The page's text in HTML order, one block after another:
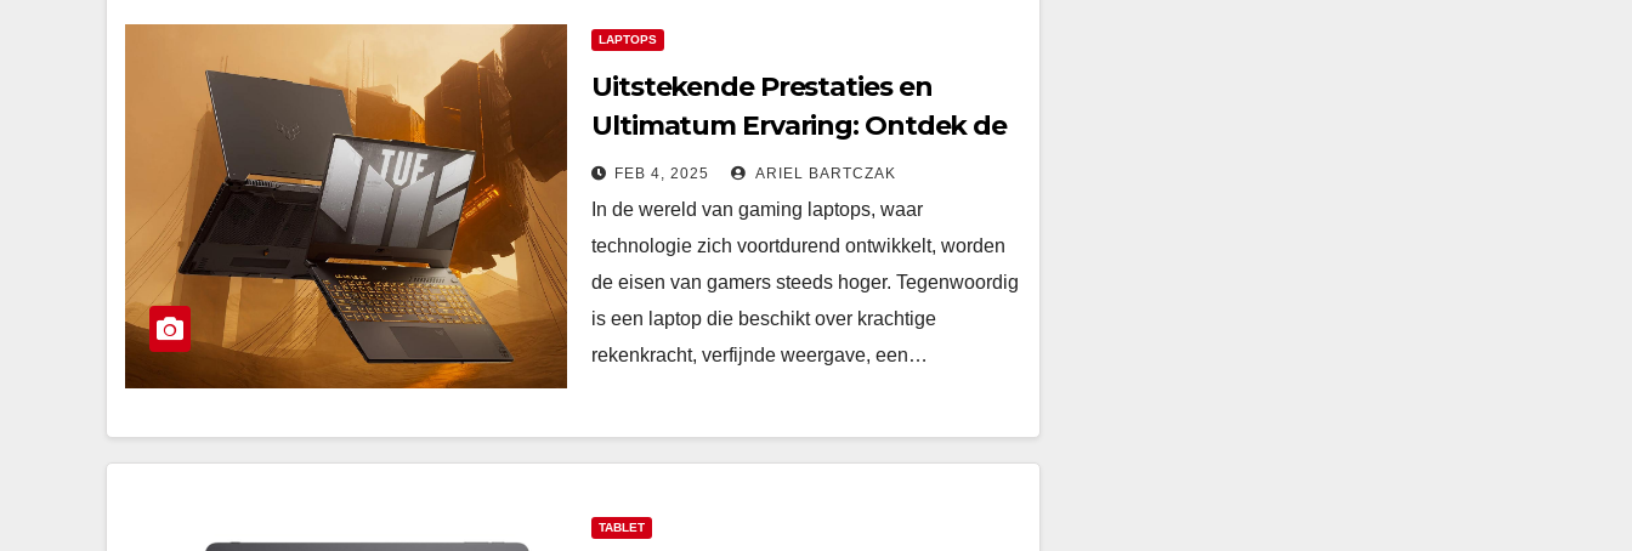
LAPTOPS
Uitstekende Prestaties en
Ultimatum Ervaring: Ontdek de
Krachtige Gaming Laptop
FEB 4, 2025 ARIEL BARTCZAK
In de wereld van gaming laptops, waar
technologie zich voortdurend ontwikkelt, worden
de eisen van gamers steeds hoger. Tegenwoordig
is een laptop die beschikt over krachtige
rekenkracht, verfijnde weergave, een…
TABLET